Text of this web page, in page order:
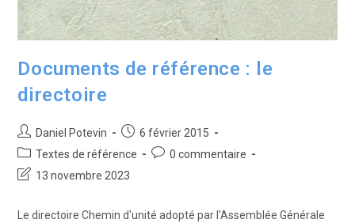
Documents de référence : le
directoire
Daniel Potevin
6 février 2015
Textes de référence
0 commentaire
13 novembre 2023
Le directoire Chemin d'unité adopté par l'Assemblée Générale